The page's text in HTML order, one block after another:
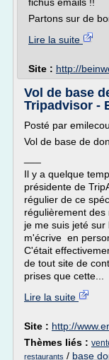
Partons sur de
Lire la suite
Site : http://
Vol de base
Tripadvisor -
Posté par
Vol de base de
Il y a quelque
présidente de
régulier de ce
régulièrement des
je me suis jeté
m'écrive en
C'était
de tout site de
prises que cette...
Lire la suite
Site : http://
Thèmes liés :
restaurants / base